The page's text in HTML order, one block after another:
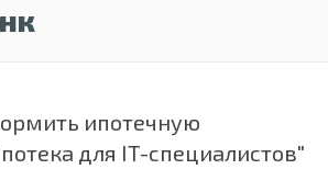
ипотечную
для IT-специалистов"